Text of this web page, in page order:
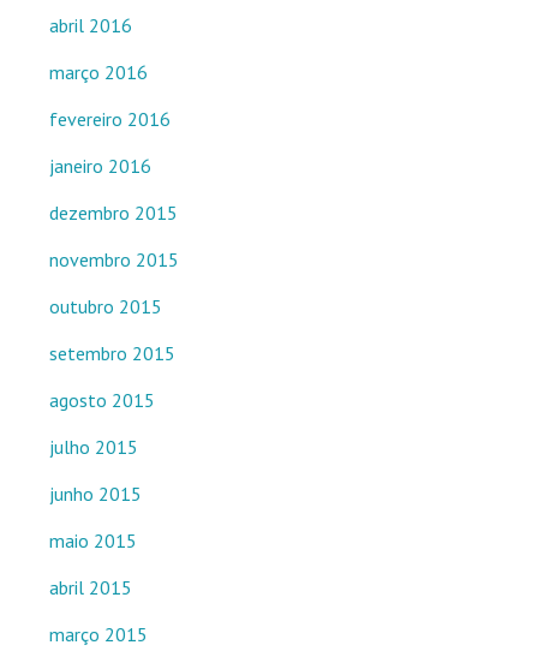
abril 2016
março 2016
fevereiro 2016
janeiro 2016
dezembro 2015
novembro 2015
outubro 2015
setembro 2015
agosto 2015
julho 2015
junho 2015
maio 2015
abril 2015
março 2015